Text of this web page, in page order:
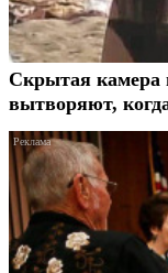
Скрытая
вытворяют,